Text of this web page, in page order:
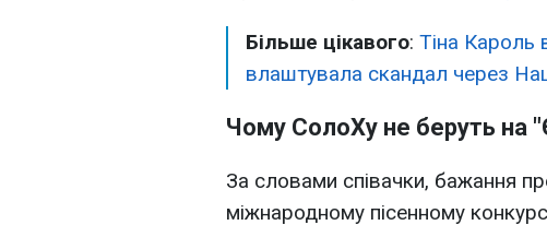
Більше цікавого: Тіна Кароль
влаштувала скандал через
Чому СолоХу не беруть на
За словами співачки, бажання
міжнародному пісенному